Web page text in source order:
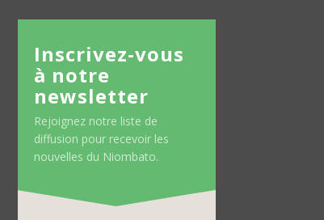
Inscrivez-vous
à notre
newsletter
Rejoignez notre liste de
diffusion pour recevoir les
nouvelles du Niombato.